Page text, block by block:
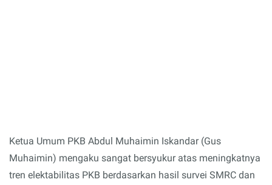
Ketua Umum PKB Abdul Muhaimin Iskandar (Gus
Muhaimin) mengaku sangat bersyukur atas meningkatnya
tren elektabilitas PKB berdasarkan hasil survei SMRC dan